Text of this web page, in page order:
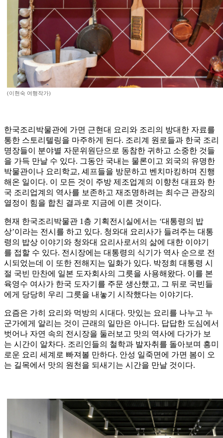
(이현숙 여행작가)
한국조리박물관에 가면 근현대 요리와 조리의 방대한 자료를
통한 스토리텔링을 마주하게 된다. 조리계 원로들과 한국 조리
명장들이 분야별 자문위원단으로 동참한 귀하고 소중한 것들
을 가득 만날 수 있다. 그동안 국내는 물론이고 외국의 유명한
박물관이나 요리학교, 셰프들을 방문하고 벤치마킹하며 진행
해온 일이다. 이 모든 것이 주방 제조업계의 이향천 대표와 한
국 조리업계의 역사를 보존하고 재조명하려는 최수근 관장의
열정이 힘을 합친 결과로 지금에 이른 것이다.
현재 한국조리박물관 1층 기획전시실에서는 ‘대통령의 밥
상’이라는 전시를 하고 있다. 청와대 요리사가 들려주는 대통
령의 밥상 이야기와 청와대 요리사로서의 삶에 대한 이야기
를 접할 수 있다. 전시장에는 대통령의 식기가 역사 순으로 전
시되었는데 이 또한 전해지는 일화가 있다. 박정희 대통령 시
절 국빈 만찬에 일본 도자회사의 그릇을 사용해왔다. 이를 본
육영수 여사가 한국 도자기를 주문 생산했고, 그 뒤로 국빈들
에게 당당히 우리 그릇을 내놓기 시작했다는 이야기다.
요즘은 가히 요리와 먹방의 시대다. 맛있는 요리를 나누고 누
군가에게 알리는 것이 근래의 일만은 아니다. 답답한 도심에서
벗어나 자연 속의 전시장을 둘러보고 맛의 역사에 다가가 보
는 시간이 알차다. 조리인들의 철학과 발자취를 돌아보며 흥미
로운 요리 세계로 빠져볼 만하다. 안성 일죽면에 가면 봄이 오
는 길목에서 맛의 원천을 되새기는 시간을 만날 것이다.